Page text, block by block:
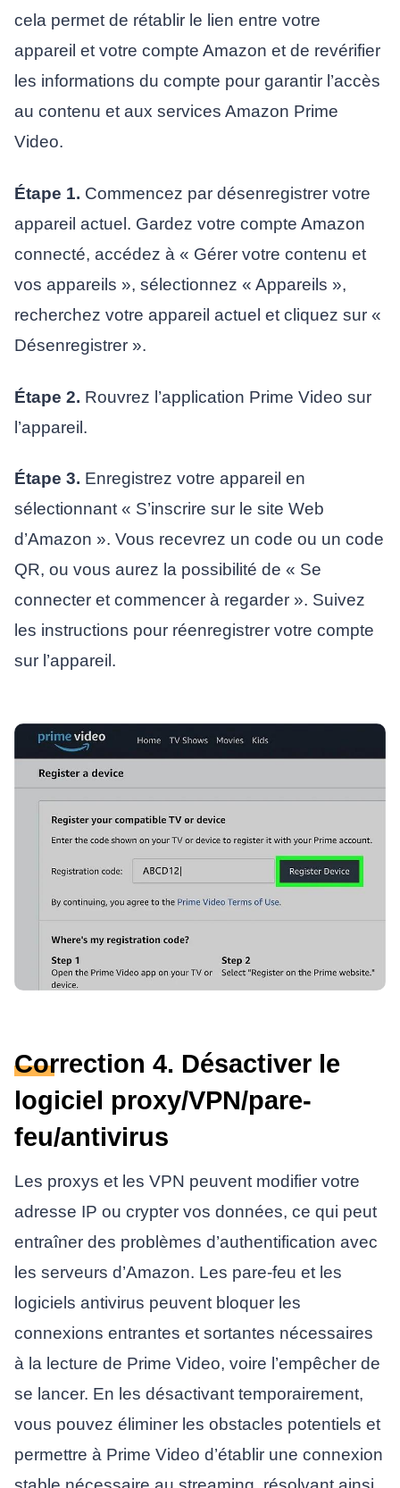
cela permet de rétablir le lien entre votre
appareil et votre compte Amazon et de revérifier
les informations du compte pour garantir l’accès
au contenu et aux services Amazon Prime
Video.
Étape 1. Commencez par désenregistrer votre
appareil actuel. Gardez votre compte Amazon
connecté, accédez à « Gérer votre contenu et
vos appareils », sélectionnez « Appareils »,
recherchez votre appareil actuel et cliquez sur «
Désenregistrer ».
Étape 2. Rouvrez l’application Prime Video sur
l’appareil.
Étape 3. Enregistrez votre appareil en
sélectionnant « S’inscrire sur le site Web
d’Amazon ». Vous recevrez un code ou un code
QR, ou vous aurez la possibilité de « Se
connecter et commencer à regarder ». Suivez
les instructions pour réenregistrer votre compte
sur l’appareil.
Correction 4. Désactiver le
logiciel proxy/VPN/pare-
feu/antivirus
Les proxys et les VPN peuvent modifier votre
adresse IP ou crypter vos données, ce qui peut
entraîner des problèmes d’authentification avec
les serveurs d’Amazon. Les pare-feu et les
logiciels antivirus peuvent bloquer les
connexions entrantes et sortantes nécessaires
à la lecture de Prime Video, voire l’empêcher de
se lancer. En les désactivant temporairement,
vous pouvez éliminer les obstacles potentiels et
permettre à Prime Video d’établir une connexion